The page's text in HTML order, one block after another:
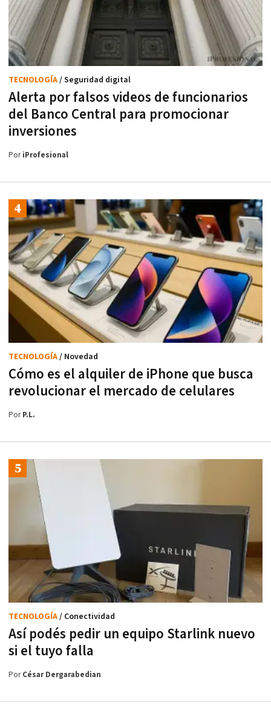
Alerta por falsos videos de funcionarios
del Banco Central para promocionar
inversiones
TECNOLOGÍA/ Seguridad digital
PoriProfesional
Cómo es el alquiler de iPhone que busca
revolucionar el mercado de celulares
TECNOLOGÍA/ Novedad
PorP.L.
Así podés pedir un equipo Starlink nuevo
si el tuyo falla
TECNOLOGÍA/ Conectividad
PorCésar Dergarabedian